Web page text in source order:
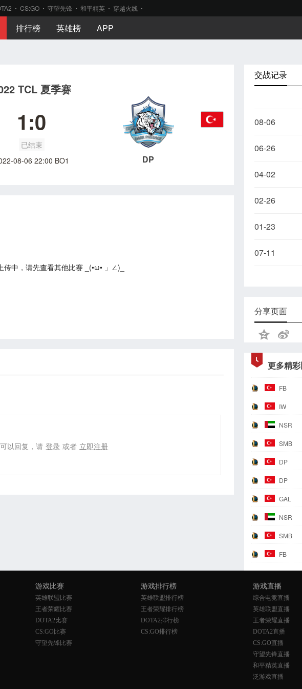
CS:GO 守望先锋 和平精英 穿越火线
排行榜 英雄榜 APP
TCL 夏季赛
1:0
已结束
08-06 22:00 BO1
DP
传中，请先查看其他比赛 _(•ω• 」∠)_
以回复，请 登录 或者 立即注册
交战记录
08-06
06-26
04-02
02-26
01-23
07-11
分享页面
更多精
FB
IW
NSR
SMB
DP
DP
GAL
NSR
SMB
FB
游戏比赛
英雄联盟比赛
王者荣耀比赛
DOTA2比赛
CS:GO比赛
守望先锋比赛
游戏排行榜
英雄联盟排行榜
王者荣耀排行榜
DOTA2排行榜
CS:GO排行榜
游戏直播
综合电竞直播
英雄联盟直播
王者荣耀直播
DOTA2直播
CS:GO直播
守望先锋直播
和平精英直播
泛游戏直播